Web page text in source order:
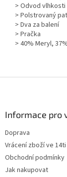
> Odvod vlhkosti
> Polstrovaný
> Dva za balení
> Pračka
> 40% Meryl,
Informace pro
Doprava
Vrácení zboží ve
Obchodní podmínky
Jak nakupovat